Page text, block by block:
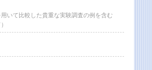
いて比較した貴重な実験調査の例を含む